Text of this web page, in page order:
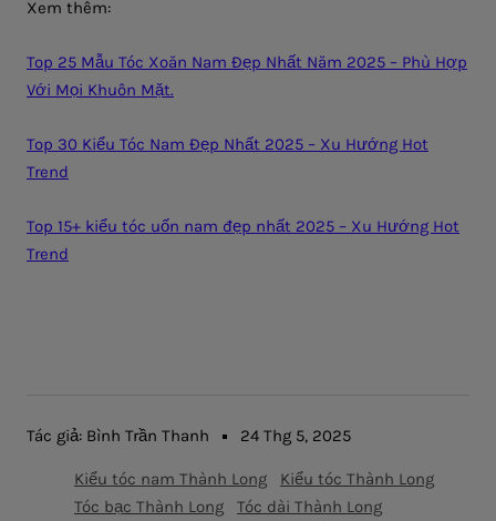
Tác giả: Bình Trần Thanh 24 Thg 5, 2025
Kiểu tóc nam Thành Long
Kiểu tóc Thành Long
Tóc bạc Thành Long
Tóc dài Thành Long
Xem thêm:
Top 25 Mẫu Tóc Xoăn Nam Đẹp Nhất Năm 2025 – Phù Hợp
Với Mọi Khuôn Mặt.
Top 30 Kiểu Tóc Nam Đẹp Nhất 2025 – Xu Hướng Hot
Trend
Top 15+ kiểu tóc uốn nam đẹp nhất 2025 – Xu Hướng Hot
Trend